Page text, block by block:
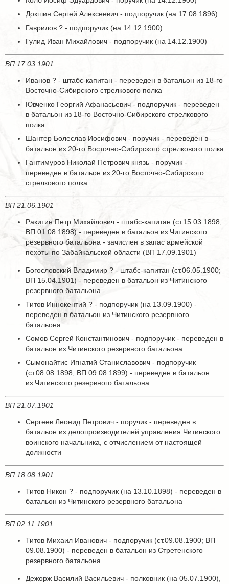
Докшин Сергей Алексеевич - подпоручик (на 17.08.1896)
Гаврилов ? - подпоручик (на 14.12.1900)
Гулид Иван Михайлович - подпоручик (на 14.12.1900)
ВП 17.03.1901
Иванов ? - штабс-капитан - переведен в батальон из 18-го
Восточно-Сибирского стрелкового полка
Ювченко Георгий Афанасьевич - подпоручик - переведен
в батальон из 18-го Восточно-Сибирского стрелкового
полка
Шантер Болеслав Иосифович - поручик - переведен в
батальон из 20-го Восточно-Сибирского стрелкового полка
Гантимуров Николай Петрович князь - поручик -
переведен в батальон из 20-го Восточно-Сибирского
стрелкового полка
ВП 21.06.1901
Ракитин Петр Михайлович - штабс-капитан (ст.15.03.1898;
ВП 01.08.1898) - переведен в батальон из Читинского
резервного батальона - зачислен в запас армейской
пехоты по Забайкальской области (ВП 17.09.1901)
Богословский Владимир ? - штабс-капитан (ст.06.05.1900;
ВП 15.04.1901) - переведен в батальон из Читинского
резервного батальона
Титов Иннокентий ? - подпоручик (на 13.09.1900) -
переведен в батальон из Читинского резервного
батальона
Сомов Сергей Константинович - подпоручик - переведен в
батальон из Читинского резервного батальона
Сымонайтис Игнатий Станиславович - подпоручик
(ст.08.08.1898; ВП 09.08.1899) - переведен в батальон
из Читинского резервного батальона
ВП 21.07.1901
Сергеев Леонид Петрович - поручик - переведен в
батальон из делопроизводителей управления Читинского
воинского начальника, с отчислением от настоящей
должности
ВП 18.08.1901
Титов Никон ? - подпоручик (на 13.10.1898) - переведен в
батальон из Читинского резервного батальона
ВП 02.11.1901
Титов Михаил Иванович - подпоручик (ст.09.08.1900; ВП
09.08.1900) - переведен в батальон из Стретенского
резервного батальона
Дежорж Василий Васильевич - полковник (на 05.07.1900),